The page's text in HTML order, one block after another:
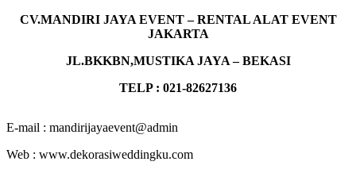
CV.MANDIRI JAYA EVENT – RENTAL ALAT EVENT
JAKARTA
JL.BKKBN,MUSTIKA JAYA – BEKASI
TELP : 021-82627136
E-mail : mandirijayaevent@admin
Web : www.dekorasiweddingku.com